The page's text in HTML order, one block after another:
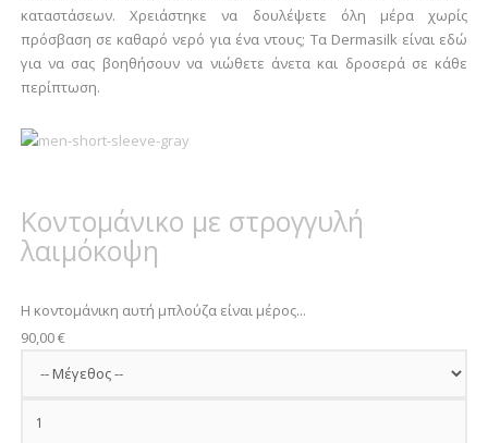
καταστάσεων. Χρειάστηκε να δουλέψετε όλη μέρα χωρίς
πρόσβαση σε καθαρό νερό για ένα ντους; Τα Dermasilk είναι εδώ
για να σας βοηθήσουν να νιώθετε άνετα και δροσερά σε κάθε
περίπτωση.
Κοντομάνικο με στρογγυλή
λαιμόκοψη
Η κοντομάνικη αυτή μπλούζα είναι μέρος...
90,00 €